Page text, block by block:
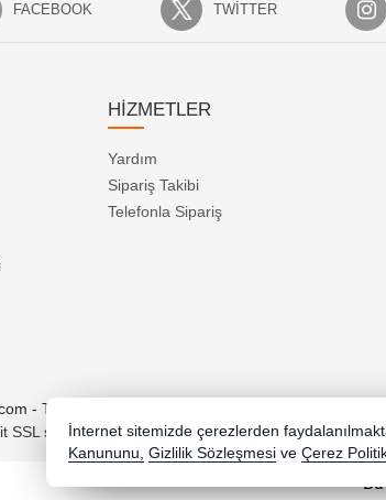
FACEBOOK TWITTER
HİZMETLER
Yardım
Sipariş Takibi
Telefonla Sipariş
- Tüm hakları saklıdır.
SSL sertifikası ile korunmaktadır.
İnternet sitemizde çerezlerden
Kanununu, Gizlilik Sözleşmesi ve Çerez